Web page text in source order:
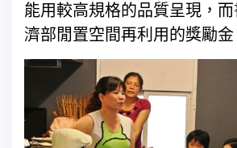
能用較高規格的品質呈現，
濟部閒置空間再利用的獎勵金